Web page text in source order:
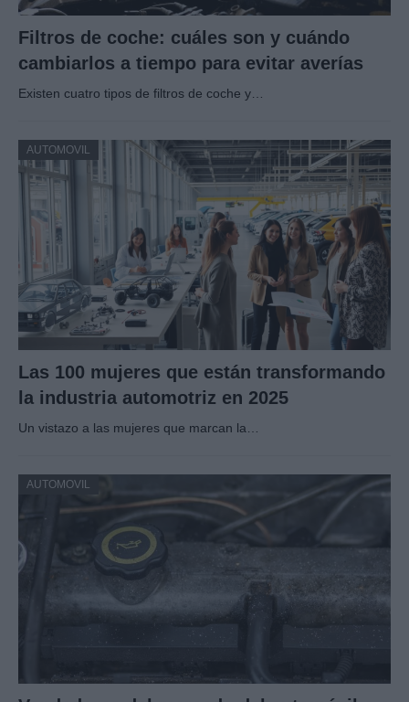
Filtros de coche: cuáles son y cuándo
cambiarlos a tiempo para evitar averías
Existen cuatro tipos de filtros de coche y…
AUTOMOVIL
Las 100 mujeres que están transformando
la industria automotriz en 2025
Un vistazo a las mujeres que marcan la…
AUTOMOVIL